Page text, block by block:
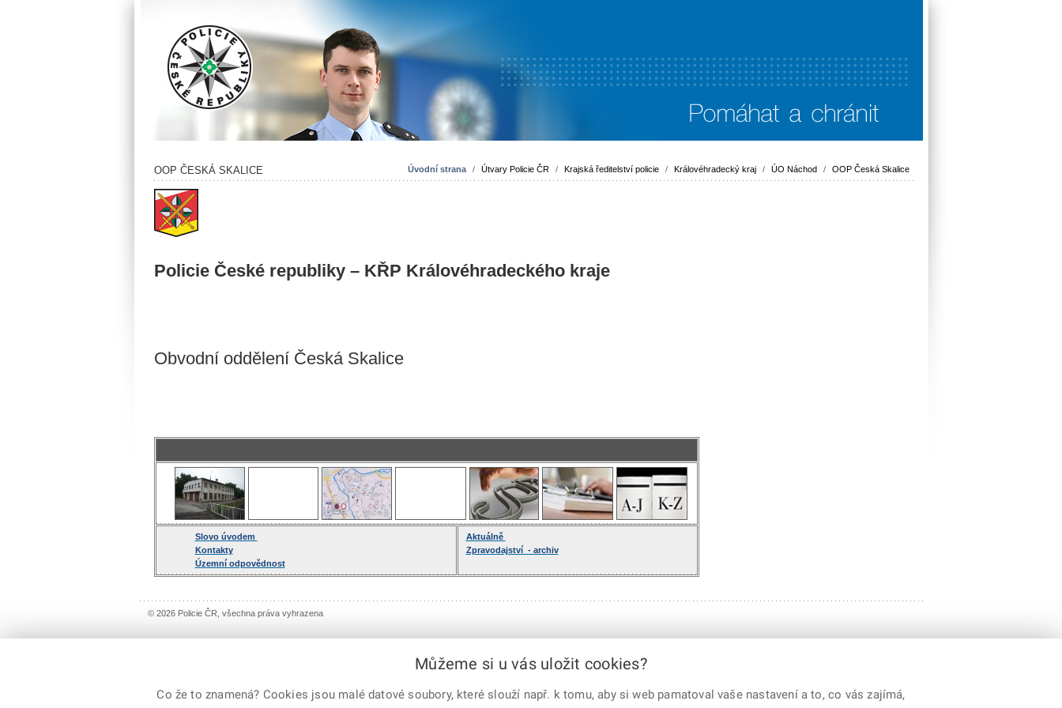
Úvodní strana / Útvary Policie ČR / Krajská ředitelství policie / Královéhradecký kraj / ÚO Náchod / OOP Česká Skalice
OOP ČESKÁ SKALICE
Policie České republiky – KŘP Královéhradeckého kraje
Obvodní oddělení Česká Skalice
Slovo úvodem
Kontakty
Územní odpovědnost
Aktuálně
Zpravodajství - archiv
© 2026 Policie ČR, všechna práva vyhrazena
Můžeme si u vás uložit cookies?
Co že to znamená? Cookies jsou malé datové soubory, které slouží např. k tomu, aby si web pamatoval vaše nastavení a to, co vás zajímá,